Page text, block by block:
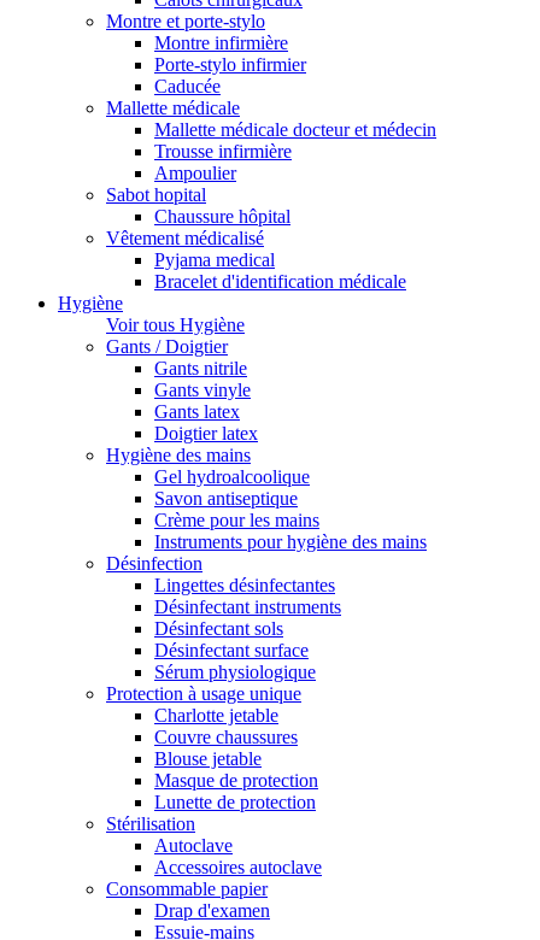
Montre et porte-stylo
Montre infirmière
Porte-stylo infirmier
Caducée
Mallette médicale
Mallette médicale docteur et médecin
Trousse infirmière
Ampoulier
Sabot hopital
Chaussure hôpital
Vêtement médicalisé
Pyjama medical
Bracelet d'identification médicale
Hygiène
Voir tous Hygiène
Gants / Doigtier
Gants nitrile
Gants vinyle
Gants latex
Doigtier latex
Hygiène des mains
Gel hydroalcoolique
Savon antiseptique
Crème pour les mains
Instruments pour hygiène des mains
Désinfection
Lingettes désinfectantes
Désinfectant instruments
Désinfectant sols
Désinfectant surface
Sérum physiologique
Protection à usage unique
Charlotte jetable
Couvre chaussures
Blouse jetable
Masque de protection
Lunette de protection
Stérilisation
Autoclave
Accessoires autoclave
Consommable papier
Drap d'examen
Essuie-mains